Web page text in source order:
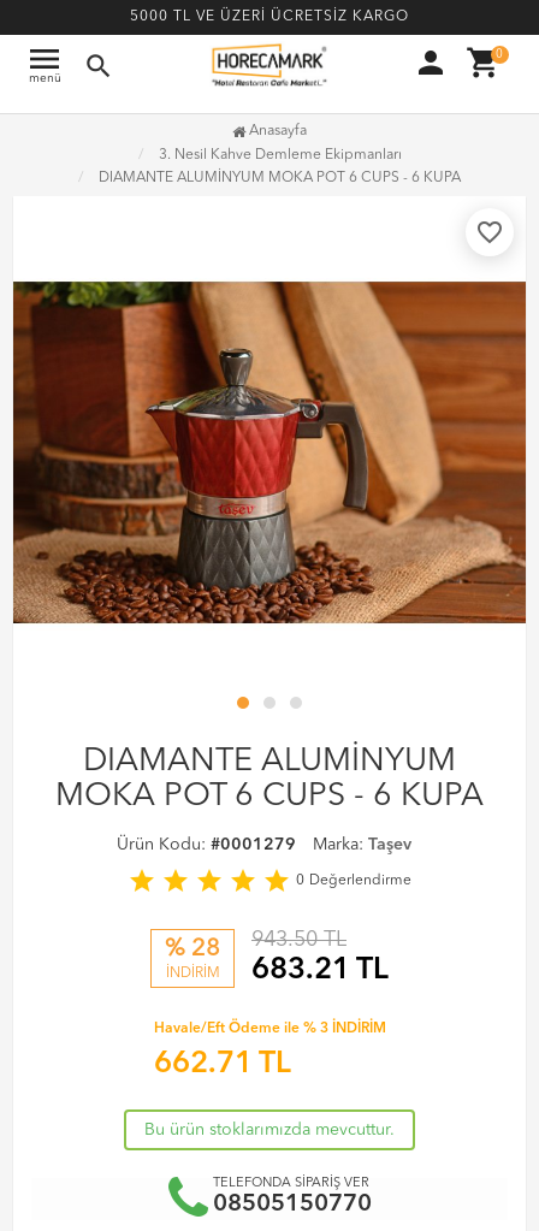
5000 TL VE ÜZERİ ÜCRETSİZ KARGO
menu
menü search person shopping_cart0
Anasayfa
3. Nesil Kahve Demleme Ekipmanları
DIAMANTE ALUMİNYUM MOKA POT 6 CUPS - 6 KUPA
favorite_border
DIAMANTE ALUMİNYUM
MOKA POT 6 CUPS - 6 KUPA
Ürün Kodu: #0001279 Marka: Taşev
star star star star star 0 Değerlendirme
% 28
İNDİRİM
943.50 TL
683.21 TL
Havale/Eft Ödeme ile % 3 İNDİRİM
662.71 TL
Bu ürün stoklarımızda mevcuttur.
TELEFONDA SİPARİŞ VER
08505150770